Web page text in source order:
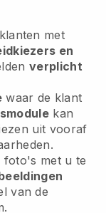
met
en
verplicht
waar de klant
kan
uit vooraf
foto's met u te
van de